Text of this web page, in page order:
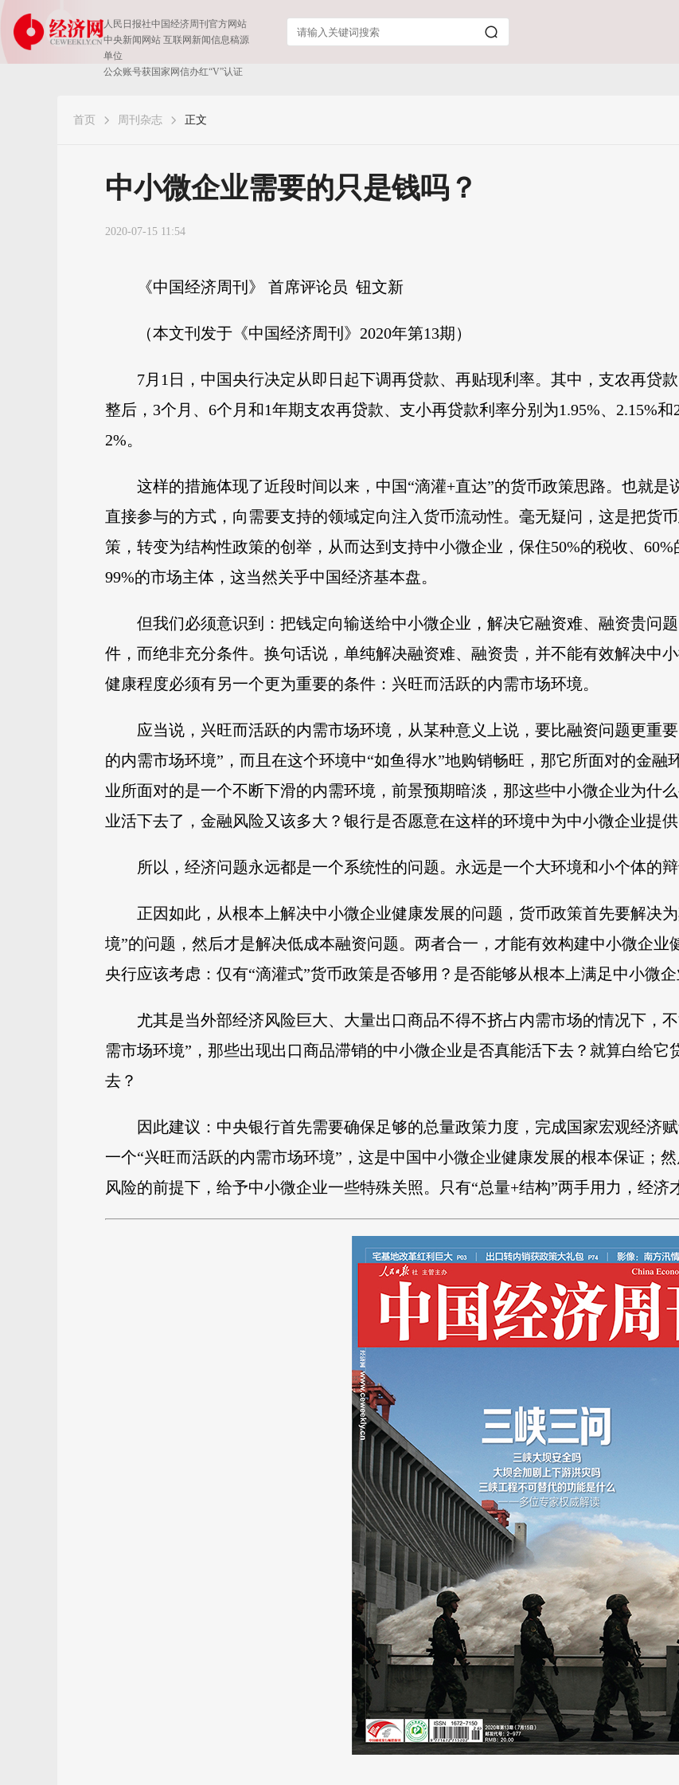
人民日报社中国经济周刊官方网站
中央新闻网站 互联网新闻信息稿源
单位
公众账号获国家网信办红“V”认证
首页 周刊杂志 正文
中小微企业需要的只是钱吗？
2020-07-15 11:54
《中国经济周刊》 首席评论员 钮文新
（本文刊发于《中国经济周刊》2020年第13期）
7月1日，中国央行决定从即日起下调再贷款、再贴现利率。其中，支农再贷
整后，3个月、6个月和1年期支农再贷款、支小再贷款利率分别为1.95%、2.15%
2%。
这样的措施体现了近段时间以来，中国“滴灌+直达”的货币政策思路。也就是
直接参与的方式，向需要支持的领域定向注入货币流动性。毫无疑问，这是把
策，转变为结构性政策的创举，从而达到支持中小微企业，保住50%的税收、
99%的市场主体，这当然关乎中国经济基本盘。
但我们必须意识到：把钱定向输送给中小微企业，解决它融资难、融资贵问
件，而绝非充分条件。换句话说，单纯解决融资难、融资贵，并不能有效解决中
健康程度必须有另一个更为重要的条件：兴旺而活跃的内需市场环境。
应当说，兴旺而活跃的内需市场环境，从某种意义上说，要比融资问题更重
的内需市场环境”，而且在这个环境中“如鱼得水”地购销畅旺，那它所面对的金
业所面对的是一个不断下滑的内需环境，前景预期暗淡，那这些中小微企业为什
业活下去了，金融风险又该多大？银行是否愿意在这样的环境中为中小微企业提
所以，经济问题永远都是一个系统性的问题。永远是一个大环境和小个体的辩
正因如此，从根本上解决中小微企业健康发展的问题，货币政策首先要解决
境”的问题，然后才是解决低成本融资问题。两者合一，才能有效构建中小微企业
央行应该考虑：仅有“滴灌式”货币政策是否够用？是否能够从根本上满足中小微企
尤其是当外部经济风险巨大、大量出口商品不得不挤占内需市场的情况下，
需市场环境”，那些出现出口商品滞销的中小微企业是否真能活下去？就算白给
去？
因此建议：中央银行首先需要确保足够的总量政策力度，完成国家宏观经济
一个“兴旺而活跃的内需市场环境”，这是中国中小微企业健康发展的根本保证；
风险的前提下，给予中小微企业一些特殊关照。只有“总量+结构”两手用力，经济